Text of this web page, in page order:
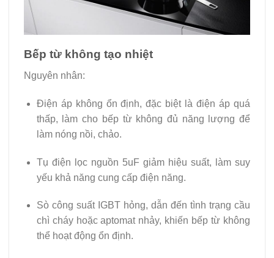
Bếp từ không tạo nhiệt
Nguyên nhân:
Điện áp không ổn định, đặc biệt là điện áp quá
thấp, làm cho bếp từ không đủ năng lượng để
làm nóng nồi, chảo.
Tụ điện lọc nguồn 5uF giảm hiệu suất, làm suy
yếu khả năng cung cấp điện năng.
Sò công suất IGBT hỏng, dẫn đến tình trạng cầu
chì cháy hoặc aptomat nhảy, khiến bếp từ không
thể hoạt động ổn định.